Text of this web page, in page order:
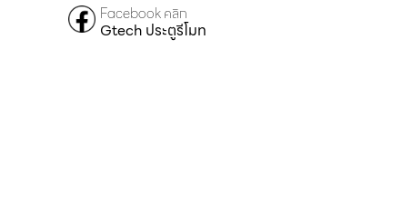
Facebook คลิก
Gtech ประตูรีโมท